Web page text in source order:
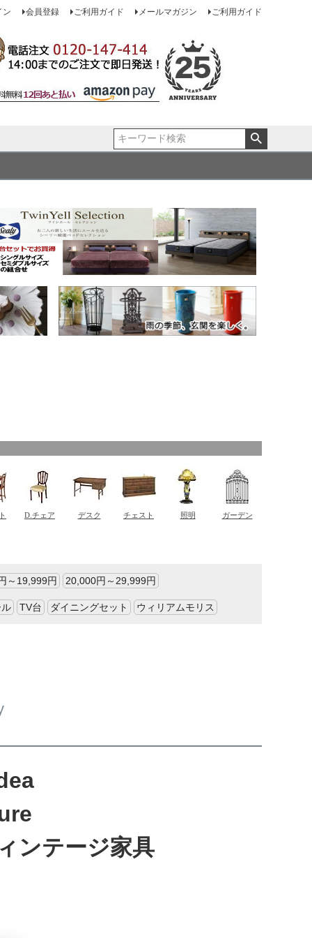
ン 会員登録 ご利用ガイド メールマガジン ご利用ガイド
～19,999円 20,000円～29,999円
TV台 ダイニングセット ウィリアムモリス
ンテージ家具